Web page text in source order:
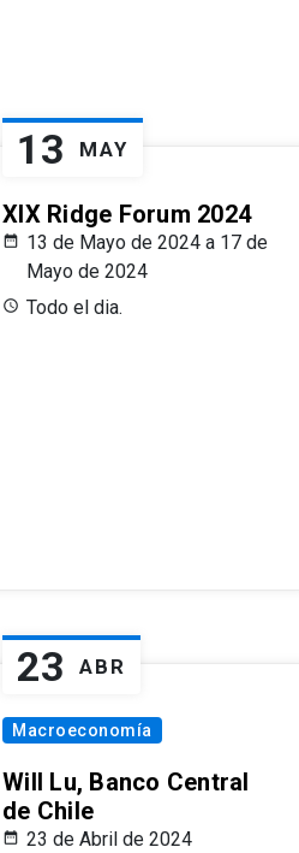
13 MAY
XIX Ridge Forum 2024
13 de Mayo de 2024 a 17 de
Mayo de 2024
Todo el dia.
23 ABR
Macroeconomía
Will Lu, Banco Central
de Chile
23 de Abril de 2024